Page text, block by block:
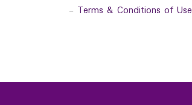
- Terms & Conditions of Use